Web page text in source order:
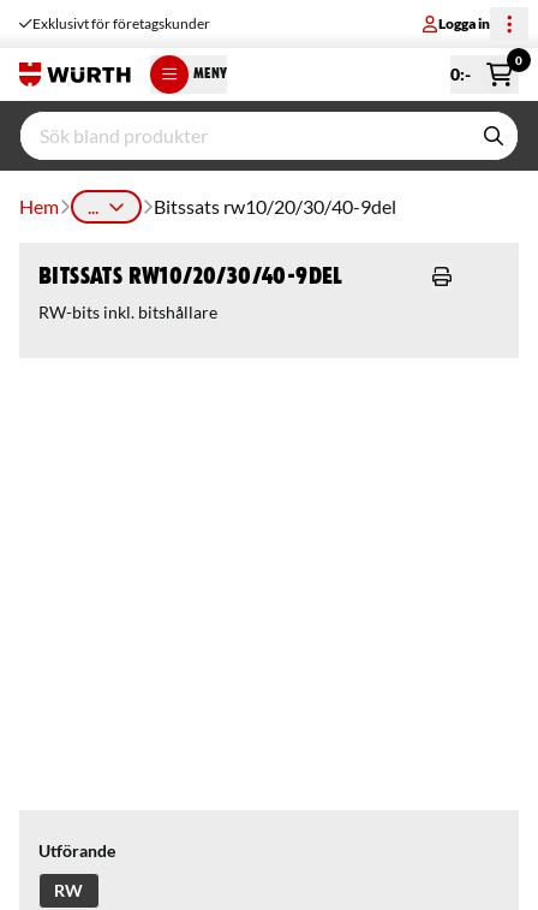
Exklusivt för företagskunder Logga in
MENY 0:-
0
Hem ... Bitssats rw10/20/30/40-9del
Bitssats rw10/20/30/40-9del
RW-bits inkl. bitshållare
Utförande
RW